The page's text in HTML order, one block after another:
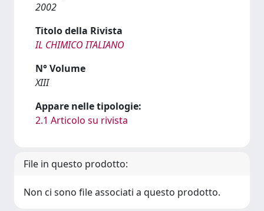
2002
Titolo della Rivista
IL CHIMICO ITALIANO
N° Volume
XIII
Appare nelle tipologie:
2.1 Articolo su rivista
File in questo prodotto:
Non ci sono file associati a questo prodotto.